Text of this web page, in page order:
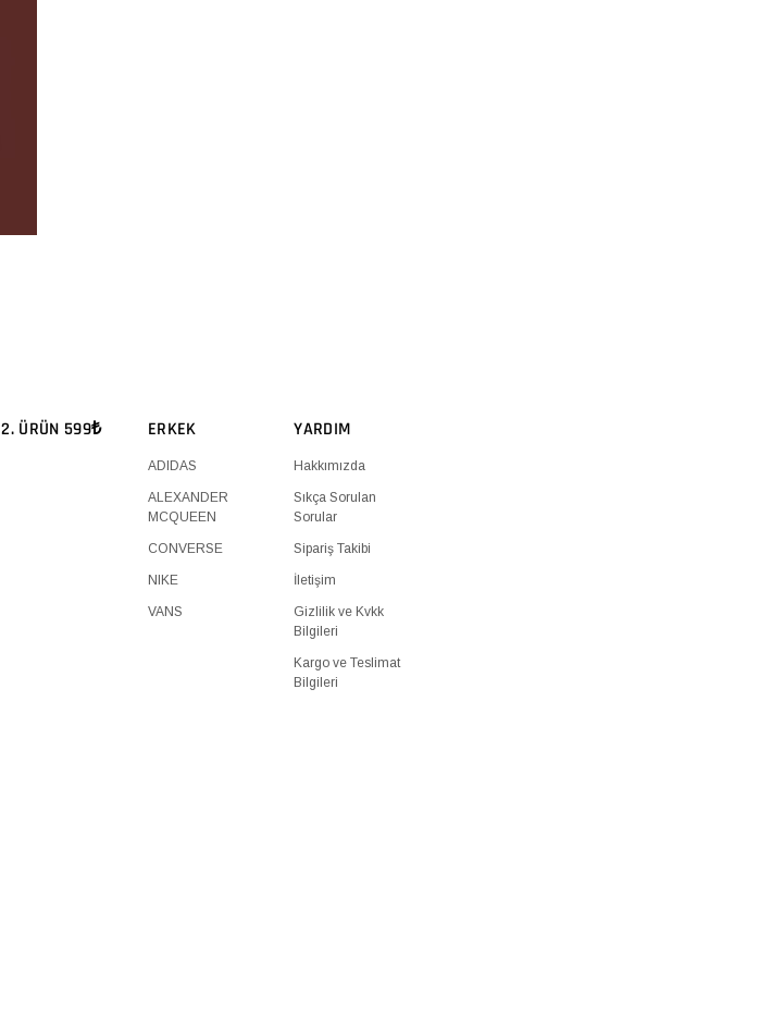
2. ÜRÜN 599₺ ERKEK
ADIDAS
ALEXANDER
MCQUEEN
CONVERSE
NIKE
VANS
YARDIM
Hakkımızda
Sıkça Sorulan
Sorular
Sipariş Takibi
İletişim
Gizlilik ve Kvkk
Bilgileri
Kargo ve Teslimat
Bilgileri